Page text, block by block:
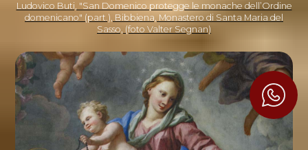
Ludovico Buti, "San Domenico protegge le monache dell’Ordine
domenicano" (part.), Bibbiena, Monastero di Santa Maria del
Sasso, (foto Valter Segnan)